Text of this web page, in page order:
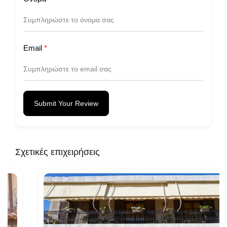
Email *
Submit Your Review
Σχετικές επιχειρήσεις